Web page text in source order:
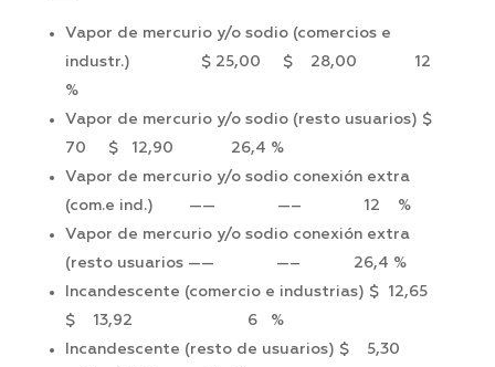
Vapor de mercurio y/o sodio (comercios e
industr.) $ 25,00 $ 28,00 12
%
Vapor de mercurio y/o sodio (resto usuarios) $
70 $ 12,90 26,4 %
Vapor de mercurio y/o sodio conexión extra
(com.e ind.) —— —– 12 %
Vapor de mercurio y/o sodio conexión extra
(resto usuarios —— —– 26,4 %
Incandescente (comercio e industrias) $ 12,65
$ 13,92 6 %
Incandescente (resto de usuarios) $ 5,30